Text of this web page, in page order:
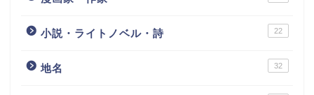
小説・ライトノベル・詩 22
地名 32